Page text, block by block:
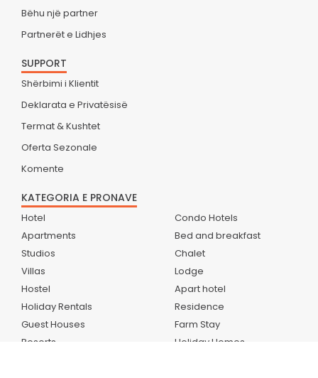
Bëhu një partner
Partnerët e Lidhjes
SUPPORT
Shërbimi i Klientit
Deklarata e Privatësisë
Termat & Kushtet
Oferta Sezonale
Komente
KATEGORIA E PRONAVE
Hotel
Apartments
Studios
Villas
Hostel
Holiday Rentals
Guest Houses
Resorts
Condo Hotels
Bed and breakfast
Chalet
Lodge
Apart hotel
Residence
Farm Stay
Holiday Homes